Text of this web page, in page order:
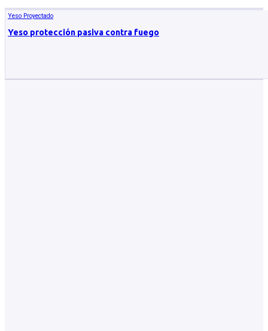
Yeso Proyectado
Yeso protección pasiva contra fuego